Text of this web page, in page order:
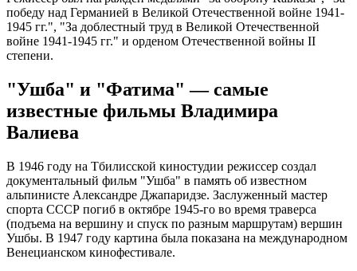
победу над Германией в Великой Отечественной войне 1941-
1945 гг.", "За доблестный труд в Великой Отечественной
войне 1941-1945 гг." и орденом Отечественной войны II
степени.
"Ушба" и "Фатима" — самые
известные фильмы Владимира
Валиева
В 1946 году на Тбилисской киностудии режиссер создал
документальный фильм "Ушба" в память об известном
альпинисте Александре Джапаридзе. Заслуженный мастер
спорта СССР погиб в октябре 1945-го во время траверса
(подъема на вершину и спуск по разным маршрутам) вершин
Ушбы. В 1947 году картина была показана на международном
Венецианском кинофестивале.